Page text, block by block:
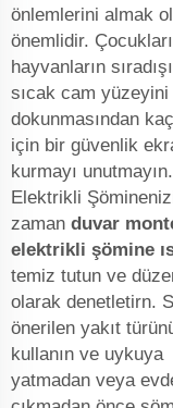
önlemlerini almak
önemlidir.
hayvanların
sıcak cam yüzeyini
dokunmasından
için bir güvenlik
kurmayı unutmayın.
Elektrikli
zaman duvar
elektrikli şömine
temiz tutun ve
olarak denetletirn.
önerilen yakıt
kullanın ve uykuya
yatmadan veya